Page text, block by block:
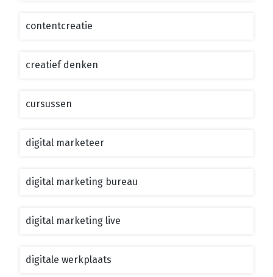
contentcreatie
creatief denken
cursussen
digital marketeer
digital marketing bureau
digital marketing live
digitale werkplaats